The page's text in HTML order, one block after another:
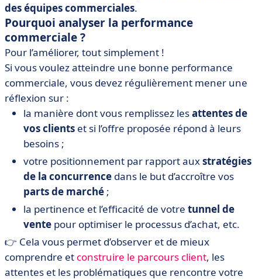
des équipes commerciales.
Pourquoi analyser la performance
commerciale ?
Pour l’améliorer, tout simplement !
Si vous voulez atteindre une bonne performance
commerciale, vous devez régulièrement mener une
réflexion sur :
la manière dont vous remplissez lesattentes de
vos clients et si l’offre proposée répond à leurs
besoins ;
votre positionnement par rapport auxstratégies
de la concurrence dans le but d’accroître vos
parts de marché ;
la pertinence et l’efficacité de votre tunnel de
vente pour optimiser le processus d’achat, etc.
👉 Cela vous permet d’observer et de mieux
comprendre et construire le parcours client, les
attentes et les problématiques que rencontre votre